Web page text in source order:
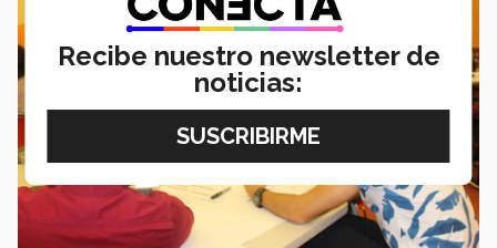
Recibe nuestro newsletter de
noticias: